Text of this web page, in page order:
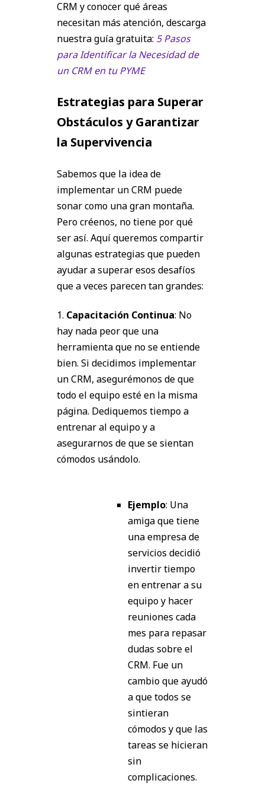
CRM y conocer qué áreas
necesitan más atención, descarga
nuestra guía gratuita: 5 Pasos
para Identificar la Necesidad de
un CRM en tu PYME
Estrategias para Superar
Obstáculos y Garantizar
la Supervivencia
Sabemos que la idea de
implementar un CRM puede
sonar como una gran montaña.
Pero créenos, no tiene por qué
ser así. Aquí queremos compartir
algunas estrategias que pueden
ayudar a superar esos desafíos
que a veces parecen tan grandes:
1. Capacitación Continua: No
hay nada peor que una
herramienta que no se entiende
bien. Si decidimos implementar
un CRM, asegurémonos de que
todo el equipo esté en la misma
página. Dediquemos tiempo a
entrenar al equipo y a
asegurarnos de que se sientan
cómodos usándolo.
Ejemplo: Una
amiga que tiene
una empresa de
servicios decidió
invertir tiempo
en entrenar a su
equipo y hacer
reuniones cada
mes para repasar
dudas sobre el
CRM. Fue un
cambio que ayudó
a que todos se
sintieran
cómodos y que las
tareas se hicieran
sin
complicaciones.